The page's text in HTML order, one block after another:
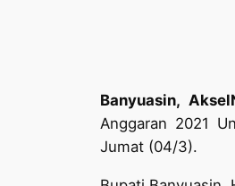
Banyuasin,
Anggaran 2021
Jumat (04/3).